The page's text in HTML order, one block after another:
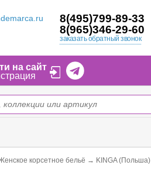
8(495)799-89-33
8(965)346-29-60
заказать обратный звонок
на сайт
корсетное бельё → KINGA (Польша)